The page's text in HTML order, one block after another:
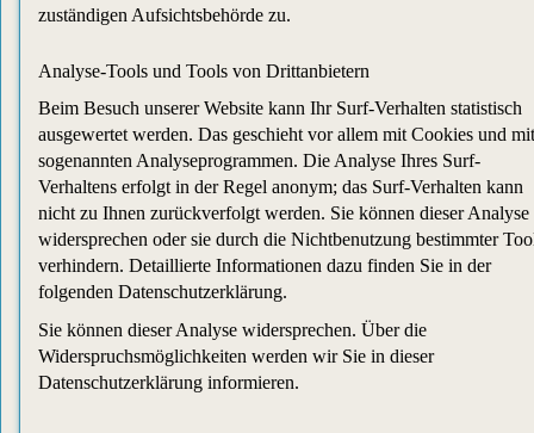
zuständigen Aufsichtsbehörde zu.
Analyse-Tools und Tools von Drittanbietern
Beim Besuch unserer Website kann Ihr Surf-Verhalten statistisch
ausgewertet werden. Das geschieht vor allem mit Cookies und mit
sogenannten Analyseprogrammen. Die Analyse Ihres Surf-
Verhaltens erfolgt in der Regel anonym; das Surf-Verhalten kann
nicht zu Ihnen zurückverfolgt werden. Sie können dieser Analyse
widersprechen oder sie durch die Nichtbenutzung bestimmter
verhindern. Detaillierte Informationen dazu finden Sie in der
folgenden Datenschutzerklärung.
Sie können dieser Analyse widersprechen. Über die
Widerspruchsmöglichkeiten werden wir Sie in dieser
Datenschutzerklärung informieren.